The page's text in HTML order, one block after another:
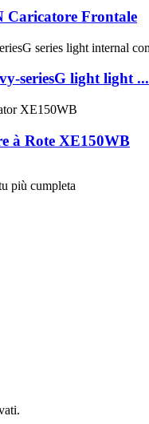
Frontale
seriesG light light ...
à Rote XE150WB
più cumpleta